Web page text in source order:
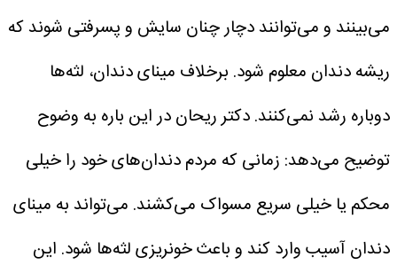
می‌بینند و می‌توانند دچار چنان سایش و پسرفتی شوند که
ریشه دندان معلوم شود. برخلاف مینای دندان، لثه‌ها
دوباره رشد نمی‌کنند. دکتر ریحان در این باره به وضوح
توضیح می‌دهد: زمانی که مردم دندان‌های خود را خیلی
محکم یا خیلی سریع مسواک می‌کشند. می‌تواند به مینای
دندان آسیب وارد کند و باعث خونریزی لثه‌ها شود. این